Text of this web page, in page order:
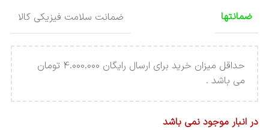
ضمانتها ضمانت سلامت فیزیکی کالا
حداقل میزان خرید برای ارسال رایگان 4.000.000 تومان
می باشد .
در انبار موجود نمی باشد